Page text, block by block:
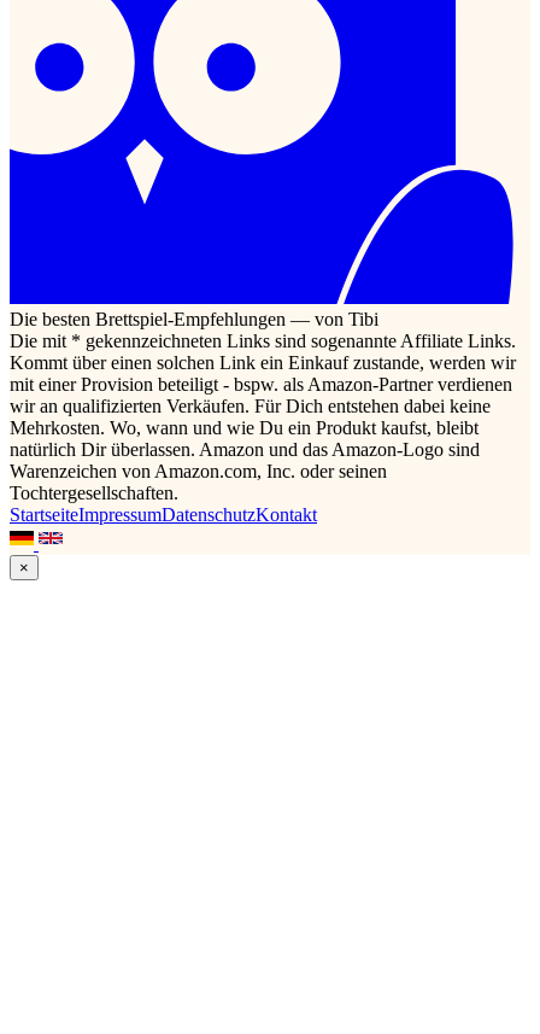
Die besten Brettspiel-Empfehlungen — von Tibi
Die mit * gekennzeichneten Links sind sogenannte Affiliate Links.
Kommt über einen solchen Link ein Einkauf zustande, werden wir
mit einer Provision beteiligt - bspw. als Amazon-Partner verdienen
wir an qualifizierten Verkäufen. Für Dich entstehen dabei keine
Mehrkosten. Wo, wann und wie Du ein Produkt kaufst, bleibt
natürlich Dir überlassen. Amazon und das Amazon-Logo sind
Warenzeichen von Amazon.com, Inc. oder seinen
Tochtergesellschaften.
StartseiteImpressumDatenschutzKontakt
×